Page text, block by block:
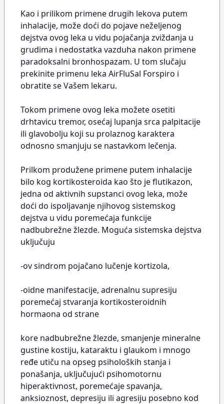
Kao i prilikom primene drugih lekova putem
inhalacije, može doći do pojave neželjenog
dejstva ovog leka u vidu pojačanja zviždanja u
grudima i nedostatka vazduha nakon primene
paradoksalni bronhospazam. U tom slučaju
prekinite primenu leka AirFluSal Forspiro i
obratite se Vašem lekaru.
Tokom primene ovog leka možete osetiti
drhtavicu tremor, osećaj lupanja srca palpitacije
ili glavobolju koji su prolaznog karaktera
odnosno smanjuju se nastavkom lečenja.
Prilkom produžene primene putem inhalacije
bilo kog kortikosteroida kao što je flutikazon,
jedna od aktivnih supstanci ovog leka, može
doći do ispoljavanje njihovog sistemskog
dejstva u vidu poremećaja funkcije
nadbubrežne žlezde. Moguća sistemska dejstva
uključuju
-ov sindrom pojačano lučenje kortizola,
-oidne manifestacije, adrenalnu supresiju
poremećaj stvaranja kortikosteroidnih
hormaona od strane
kore nadbubrežne žlezde, smanjenje mineralne
gustine kostiju, kataraktu i glaukom i mnogo
ređe utiču na opseg psiholoških stanja i
ponašanja, uključujući psihomotornu
hiperaktivnost, poremećaje spavanja,
anksioznost, depresiju ili agresiju posebno kod